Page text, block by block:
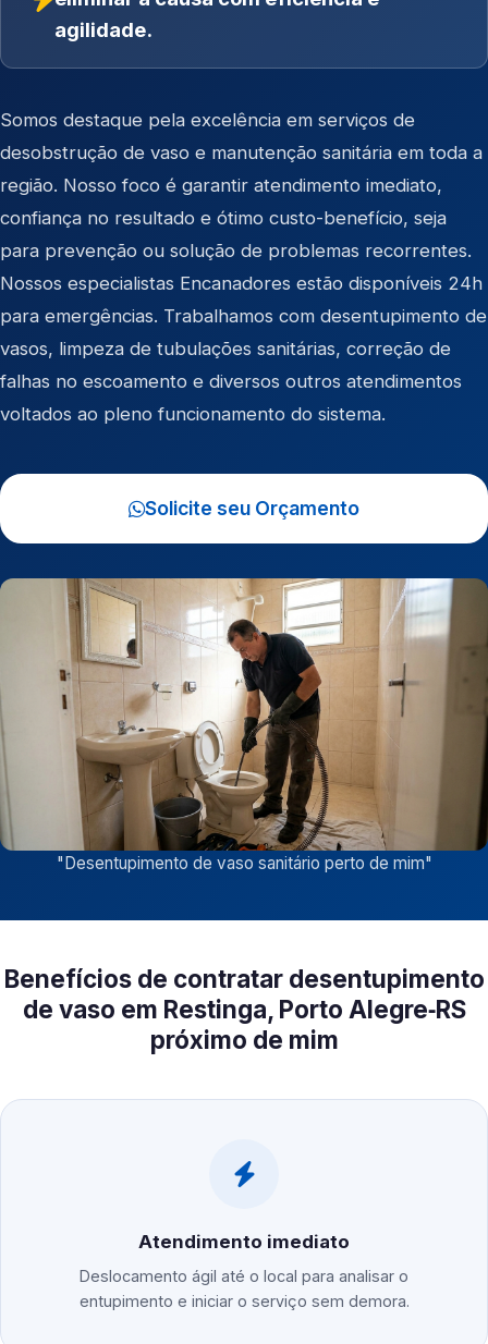
agilidade.
Somos destaque pela excelência em serviços de
desobstrução de vaso e manutenção sanitária em toda a
região. Nosso foco é garantir atendimento imediato,
confiança no resultado e ótimo custo-benefício, seja
para prevenção ou solução de problemas recorrentes.
Nossos especialistas Encanadores estão disponíveis 24h
para emergências. Trabalhamos com desentupimento de
vasos, limpeza de tubulações sanitárias, correção de
falhas no escoamento e diversos outros atendimentos
voltados ao pleno funcionamento do sistema.
Solicite seu Orçamento
"Desentupimento de vaso sanitário perto de mim"
Benefícios de contratar desentupimento
de vaso em Restinga, Porto Alegre‑RS
próximo de mim
Atendimento imediato
Deslocamento ágil até o local para analisar o
entupimento e iniciar o serviço sem demora.